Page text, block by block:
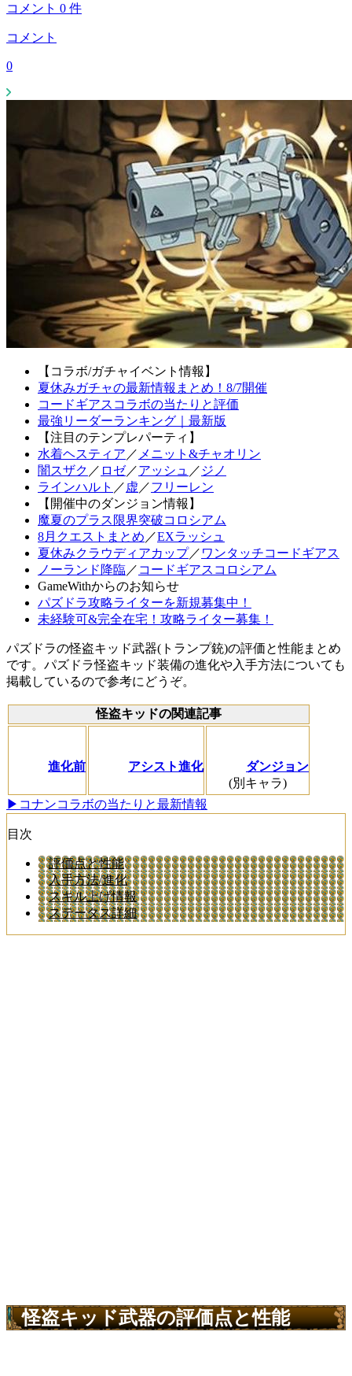
コメント 0 件
コメント
0
【コラボ/ガチャイベント情報】
夏休みガチャの最新情報まとめ！8/7開催
コードギアスコラボの当たりと評価
最強リーダーランキング｜最新版
【注目のテンプレパーティ】
水着ヘスティア ／ メニット&チャオリン
闇スザク ／ ロゼ／アッシュ ／ ジノ
ラインハルト ／ 虚 ／フリーレン
【開催中のダンジョン情報】
魔夏のプラス限界突破コロシアム
8月クエストまとめ ／EXラッシュ
夏休みクラウディアカップ／ ワンタッチコードギアス
ノーランド降臨／ コードギアスコロシアム
GameWithからのお知らせ
パズドラ攻略ライターを新規募集中！
未経験可&完全在宅！攻略ライター募集！
パズドラの怪盗キッド武器(トランプ銃)の評価と性能まとめ
です。パズドラ怪盗キッド装備の進化や入手方法についても
掲載しているので参考にどうぞ。
怪盗キッドの関連記事
進化前 アシスト進化
ダンジョン
(別キャラ)
▶コナンコラボの当たりと最新情報
目次
評価点と性能
入手方法/進化
スキル上げ情報
ステータス詳細
怪盗キッド武器の評価点と性能